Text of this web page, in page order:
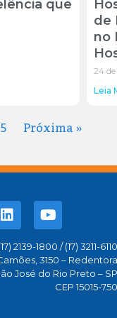
que
de
no
24
Leia
5 Próxima »
2139-1800 / (17) 3211-
3150 –
José do Rio Preto –
CEP 15015-